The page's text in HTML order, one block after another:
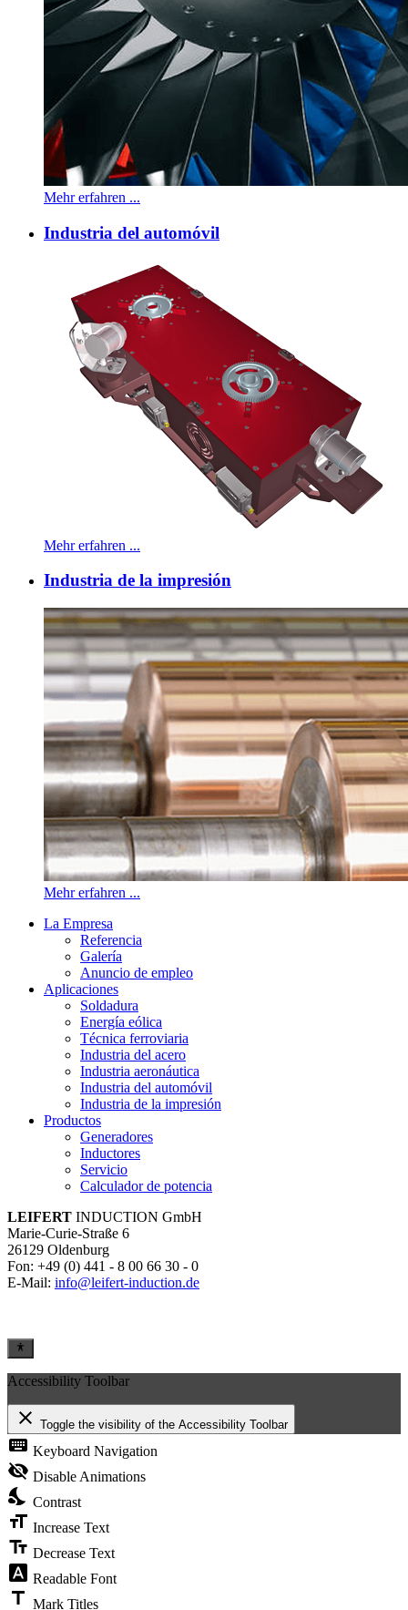
Mehr erfahren ...
Industria del automóvil
Mehr erfahren ...
Industria de la impresión
Mehr erfahren ...
La Empresa
Referencia
Galería
Anuncio de empleo
Aplicaciones
Soldadura
Energía eólica
Técnica ferroviaria
Industria del acero
Industria aeronáutica
Industria del automóvil
Industria de la impresión
Productos
Generadores
Inductores
Servicio
Calculador de potencia
LEIFERT INDUCTION GmbH
Marie-Curie-Straße 6
26129 Oldenburg
Fon: +49 (0) 441 - 8 00 66 30 - 0
E-Mail: info@leifert-induction.de
Accessibility Toolbar
close Toggle the visibility of the Accessibility Toolbar
keyboard Keyboard Navigation
visibility_off Disable Animations
nights_stay Contrast
format_size Increase Text
text_fields Decrease Text
font_download Readable Font
title Mark Titles